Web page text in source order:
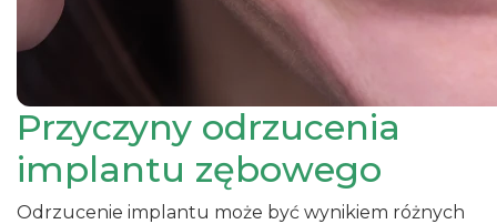
Przyczyny odrzucenia
implantu zębowego
Odrzucenie implantu może być wynikiem różnych